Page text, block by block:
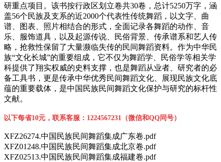
研重点项目。该书按行政区划立卷共30卷，总计5250万字，涵
盖56个民族及支系的近2000个代表性传统舞蹈，以文字、曲
谱、图表、照片相结合的形式，全面记录各舞蹈的动作、音
乐、服饰道具，以及起源传说、民俗背景、传承谱系和艺人传
略，抢救性保留了大量濒临失传的民间舞蹈资料。作为中华民
族“文化长城”的重要组成，它不仅为舞蹈学、民俗学等相关学
科提供了翔实权威的史料支撑，也是舞蹈从业者、研究者的必
备工具书，更是传承中华优秀民间舞蹈文化、展现民族文化底
蕴的重要载体，是中国民族民间舞蹈文化保护与研究的标杆性
文献。
以下每省10元，联系客服：1224567231（微信和QQ同号）
XFZ26274.中国民族民间舞蹈集成广东卷.pdf
XFZ01248.中国民族民间舞蹈集成北京卷.pdf
XFZ02513.中国民族民间舞蹈集成福建卷.pdf